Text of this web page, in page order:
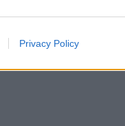
Privacy Policy